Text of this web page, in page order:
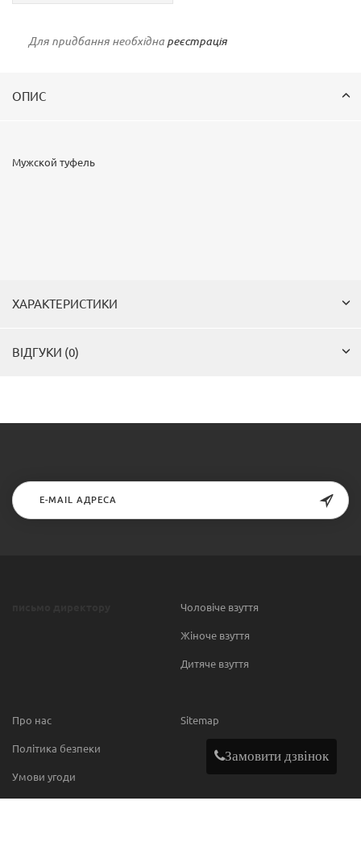
Для придбання необхідна реєстрація
ОПИС
Мужской туфель
ХАРАКТЕРИСТИКИ
ВІДГУКИ (0)
Чоловіче взуття
Жіноче взуття
Дитяче взуття
Про нас
Політика безпеки
Умови угоди
Sitemap
Замовити дзвінок